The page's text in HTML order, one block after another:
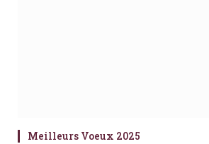
Meilleurs Voeux 2025